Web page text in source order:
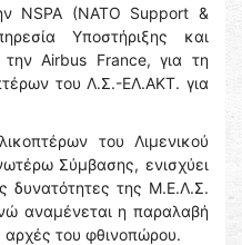
NSPA (ΝΑΤΟ Support &
Υποστήριξης και
Airbus France, για τη
του Λ.Σ.-ΕΛ.ΑΚΤ. για
του Λιμενικού
Σύμβασης, ενισχύει
δυνατότητες της Μ.Ε.Λ.Σ.
αναμένεται η παραλαβή
αρχές του φθινοπώρου.